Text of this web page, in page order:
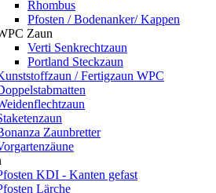
Rhombus
Pfosten / Bodenanker/ Kappen
Zaun
Verti Senkrechtzaun
Portland Steckzaun
/ Fertigzaun WPC
Zaunbretter
KDI - Kanten gefast
Lärche